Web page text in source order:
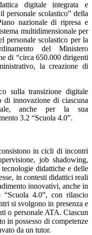
digitale integrata e
personale scolastico” della
nazionale di ripresa e
multidimensionale per
personale scolastico per la
del Ministero
di “circa 650.000 dirigenti
la creazione di
sulla transizione digitale
di innovazione di ciascuna
anche per la sua
3.2 “Scuola 4.0”.
in cicli di incontri
job shadowing,
didattiche e delle
in contesti didattici reali
innovativi, anche in
4.0”, con rilascio
si svolgono in presenza e
o personale ATA. Ciascun
in possesso di competenze
da un tutor.